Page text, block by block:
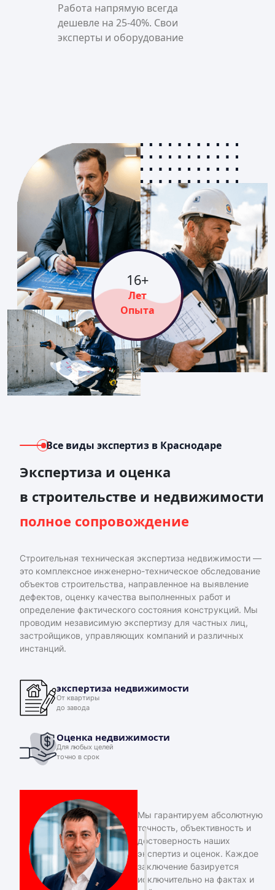
Работа напрямую всегда
дешевле на 25-40%. Свои
эксперты и оборудование
16+
Лет
Опыта
Все виды экспертиз в Краснодаре
Экспертиза и оценка
в строительстве и недвижимости
полное сопровождение
Строительная техническая экспертиза недвижимости —
это комплексное инженерно-техническое обследование
объектов строительства, направленное на выявление
дефектов, оценку качества выполненных работ и
определение фактического состояния конструкций. Мы
проводим независимую экспертизу для частных лиц,
застройщиков, управляющих компаний и различных
инстанций.
экспертиза недвижимости
От квартиры
до завода
Оценка недвижимости
Для любых целей
точно в срок
Мы гарантируем абсолютную
точность, объективность и
достоверность наших
экспертиз и оценок. Каждое
заключение базируется
исключительно на фактах и